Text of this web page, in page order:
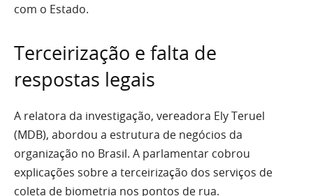
com o Estado.
Terceirização e falta de
respostas legais
A relatora da investigação, vereadora Ely Teruel
(MDB), abordou a estrutura de negócios da
organização no Brasil. A parlamentar cobrou
explicações sobre a terceirização dos serviços de
coleta de biometria nos pontos de rua.